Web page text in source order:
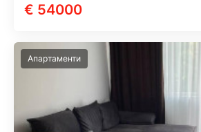
€ 54000
Апартаменти